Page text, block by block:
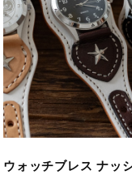
ウォッチブレス ナッ